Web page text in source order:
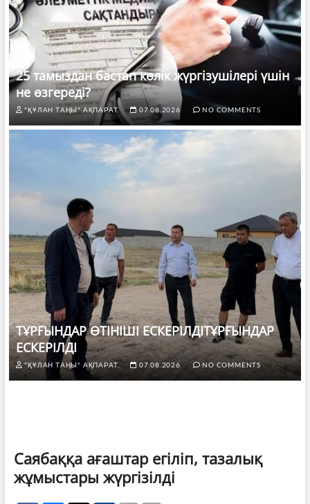
25 тамыздан бастап көлік жүргізушілері үшін
не өзгереді?
"ҚҰЛАН ТАҢЫ" АҚПАРАТ. 07.08.2026 NO COMMENTS
ТҰРҒЫНДАР ӨТІНІШІ ЕСКЕРІЛДІТҰРҒЫНДАР
ЕСКЕРІЛДІ
"ҚҰЛАН ТАҢЫ" АҚПАРАТ. 07.08.2026 NO COMMENTS
Саябаққа ағаштар егіліп, тазалық
жұмыстары жүргізілді